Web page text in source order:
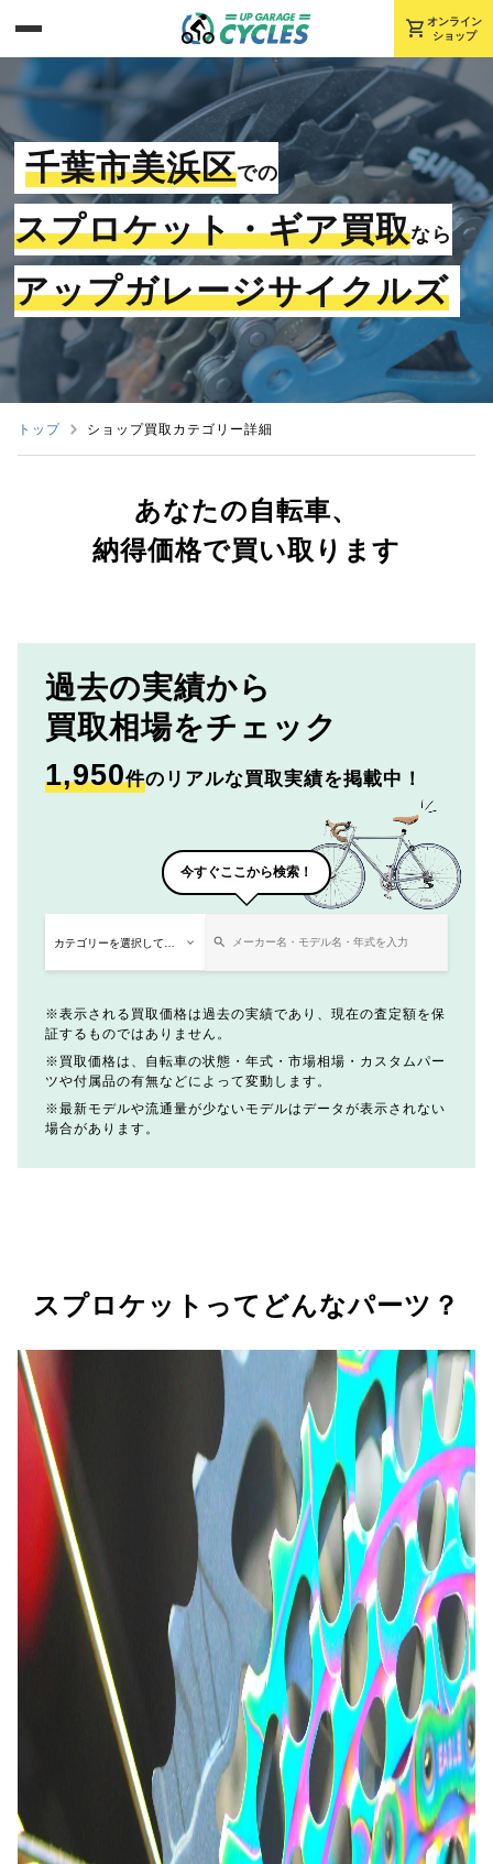
shopping_cart オンライン
ショップ
千葉市美浜区での
スプロケット・ギア買取なら
アップガレージサイクルズ
トップ ショップ買取カテゴリー詳細
あなたの自転車、
納得価格で買い取ります
過去の実績から
買取相場をチェック
1,950件のリアルな買取実績を掲載中！
今すぐここから検索！
表示される買取価格は過去の実績であり、現在の査定額を保
証するものではありません。
買取価格は、自転車の状態・年式・市場相場・カスタムパー
ツや付属品の有無などによって変動します。
最新モデルや流通量が少ないモデルはデータが表示されない
場合があります。
スプロケットってどんなパーツ？